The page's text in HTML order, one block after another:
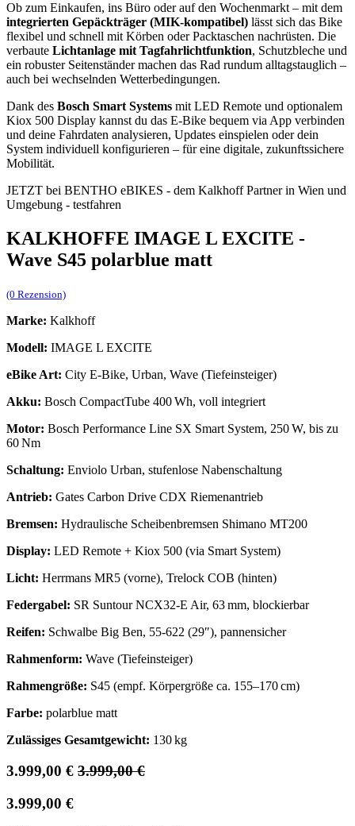
Ob zum Einkaufen, ins Büro oder auf den Wochenmarkt – mit dem
integrierten Gepäckträger (MIK-kompatibel) lässt sich das Bike
flexibel und schnell mit Körben oder Packtaschen nachrüsten. Die
verbaute Lichtanlage mit Tagfahrlichtfunktion, Schutzbleche und
ein robuster Seitenständer machen das Rad rundum alltagstauglich –
auch bei wechselnden Wetterbedingungen.
Dank des Bosch Smart Systems mit LED Remote und optionalem
Kiox 500 Display kannst du das E‑Bike bequem via App verbinden
und deine Fahrdaten analysieren, Updates einspielen oder dein
System individuell konfigurieren – für eine digitale, zukunftssichere
Mobilität.
JETZT bei BENTHO eBIKES - dem Kalkhoff Partner in Wien und
Umgebung - testfahren
KALKHOFFE IMAGE L EXCITE -
Wave S45 polarblue matt
(0 Rezension)
Marke: Kalkhoff
Modell: IMAGE L EXCITE
eBike Art: City E‑Bike, Urban, Wave (Tiefeinsteiger)
Akku: Bosch CompactTube 400 Wh, voll integriert
Motor: Bosch Performance Line SX Smart System, 250 W, bis zu
60 Nm
Schaltung: Enviolo Urban, stufenlose Nabenschaltung
Antrieb: Gates Carbon Drive CDX Riemenantrieb
Bremsen: Hydraulische Scheibenbremsen Shimano MT200
Display: LED Remote + Kiox 500 (via Smart System)
Licht: Herrmans MR5 (vorne), Trelock COB (hinten)
Federgabel: SR Suntour NCX32-E Air, 63 mm, blockierbar
Reifen: Schwalbe Big Ben, 55-622 (29″), pannensicher
Rahmenform: Wave (Tiefeinsteiger)
Rahmengröße: S45 (empf. Körpergröße ca. 155–170 cm)
Farbe: polarblue matt
Zulässiges Gesamtgewicht: 130 kg
3.999,00 € 3.999,00€
3.999,00 €